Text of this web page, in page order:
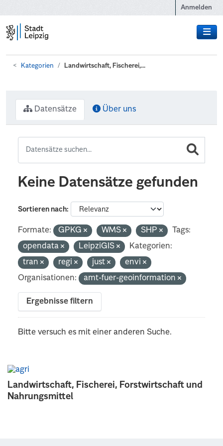
Anmelden
Kategorien Landwirtschaft, Fischerei,...
Landwirtschaft, Fischerei, Forstwirtschaft und
Nahrungsmittel
Datensätze Über uns
Keine Datensätze gefunden
Sortieren nach
Formate: GPKG WMS SHP
Tags:
opendata
LeipziGIS
Kategorien:
tran
regi just
envi
Organisationen:
amt-fuer-geoinformation
Ergebnisse filtern
Bitte versuch es mit einer anderen Suche.